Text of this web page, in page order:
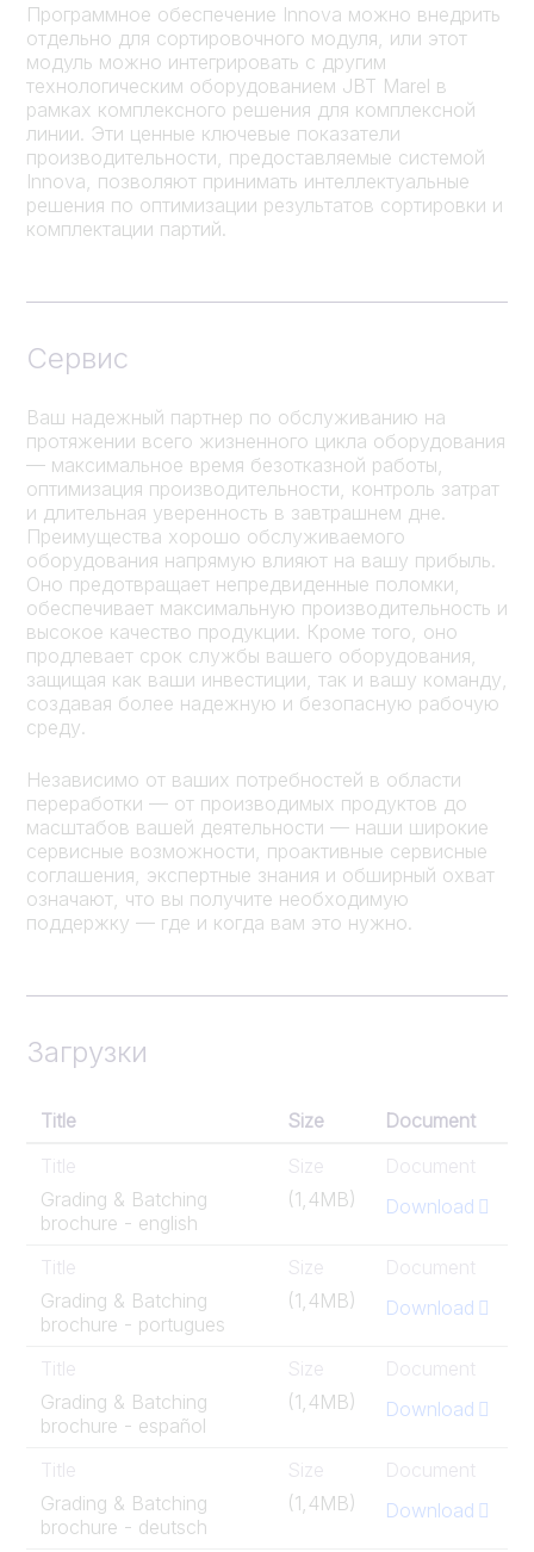
Программное обеспечение Innova можно внедрить
отдельно для сортировочного модуля, или этот
модуль можно интегрировать с другим
технологическим оборудованием JBT Marel в
рамках комплексного решения для комплексной
линии. Эти ценные ключевые показатели
производительности, предоставляемые системой
Innova, позволяют принимать интеллектуальные
решения по оптимизации результатов сортировки и
комплектации партий.
Сервис
Ваш надежный партнер по обслуживанию на
протяжении всего жизненного цикла оборудования
— максимальное время безотказной работы,
оптимизация производительности, контроль затрат
и длительная уверенность в завтрашнем дне.
Преимущества хорошо обслуживаемого
оборудования напрямую влияют на вашу прибыль.
Оно предотвращает непредвиденные поломки,
обеспечивает максимальную производительность и
высокое качество продукции. Кроме того, оно
продлевает срок службы вашего оборудования,
защищая как ваши инвестиции, так и вашу команду,
создавая более надежную и безопасную рабочую
среду.
Независимо от ваших потребностей в области
переработки — от производимых продуктов до
масштабов вашей деятельности — наши широкие
сервисные возможности, проактивные сервисные
соглашения, экспертные знания и обширный охват
означают, что вы получите необходимую
поддержку — где и когда вам это нужно.
Загрузки
Title Size
Document
Title
Grading & Batching
brochure - english
Size
(1,4MB)
Document
Download
Title
Grading & Batching
brochure - portugues
Size
(1,4MB)
Document
Download
Title
Grading & Batching
brochure - español
Size
(1,4MB)
Document
Download
Title
Grading & Batching
brochure - deutsch
Size
(1,4MB)
Document
Download